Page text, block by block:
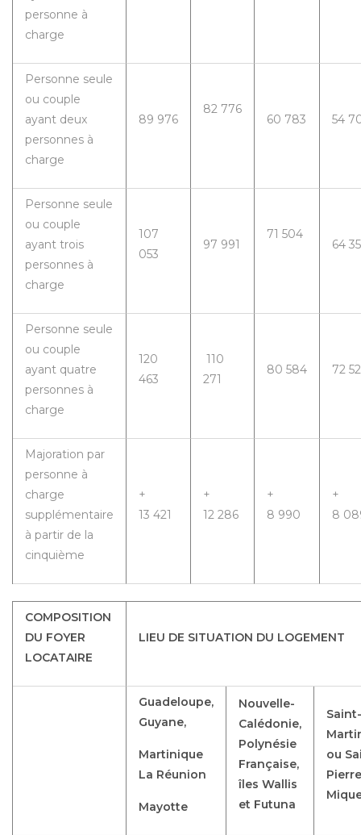
personne à
charge
Personne seule
ou couple
ayant deux
personnes à
charge
89 976
82 776
60 783 54
Personne seule
ou couple
ayant trois
personnes à
charge
107
053
97 991
71 504
64
Personne seule
ou couple
ayant quatre
personnes à
charge
120
463
110
271
80 584 72
Majoration par
personne à
charge
supplémentaire
à partir de la
cinquième
+
13 421
+
12 286
+
8 990
+
8
COMPOSITION
DU FOYER
LOCATAIRE
LIEU DE SITUATION DU LOGEMENT
Guadeloupe,
Guyane,
Martinique
La Réunion
Mayotte
Nouvelle-
Calédonie,
Polynésie
Française,
îles Wallis
et Futuna
Saint-
ou